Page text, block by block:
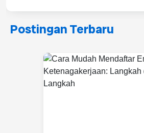
Postingan Terbaru